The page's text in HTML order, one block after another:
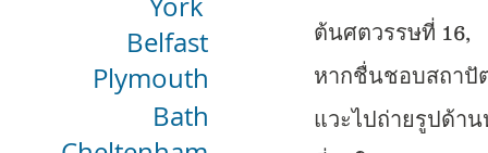
Belfast
Plymouth
Bath
ต้นศตวรรษที่ 16,
หากชื่นชอบสถาปั
แวะไปถ่ายรูปด้า